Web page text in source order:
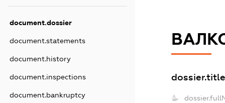
document.dossier
document.statements
document.history
document.inspections
document.bankruptcy
dossier.title